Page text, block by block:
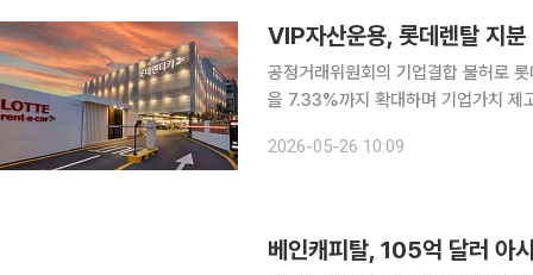
VIP자산운용, 롯데렌탈 지
공정거래위원회의 기업결합 불허로
을 7.33%까지 확대하며 기업가치 제고(
7.33%로 확대했다. VIP자산운용은
2026-05-26 10:09
베인캐피탈, 105억 달러 아